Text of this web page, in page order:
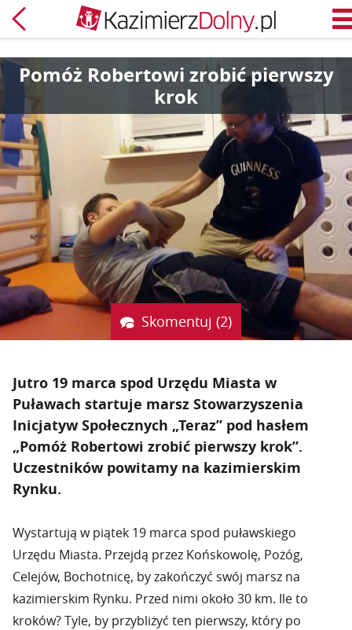
Powrót
Pomóż Robertowi zrobić pierwszy
krok
Skomentuj (2)
Jutro 19 marca spod Urzędu Miasta w
Puławach startuje marsz Stowarzyszenia
Inicjatyw Społecznych „Teraz” pod hasłem
„Pomóż Robertowi zrobić pierwszy krok”.
Uczestników powitamy na kazimierskim
Rynku.
Wystartują w piątek 19 marca spod puławskiego
Urzędu Miasta. Przejdą przez Końskowolę, Pożóg,
Celejów, Bochotnicę, by zakończyć swój marsz na
kazimierskim Rynku. Przed nimi około 30 km. Ile to
kroków? Tyle, by przybliżyć ten pierwszy, który po